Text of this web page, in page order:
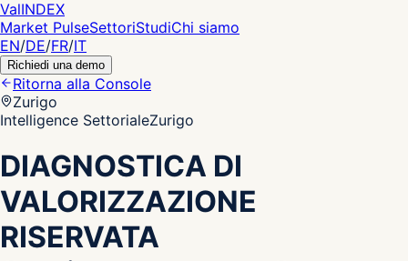
ValINDEX
Market PulseSettoriStudiChi siamo
EN/DE/FR/IT
Richiedi una demo
Ritorna alla Console
Zurigo
Intelligence SettorialeZurigo
DIAGNOSTICA DI
VALORIZZAZIONE
RISERVATA